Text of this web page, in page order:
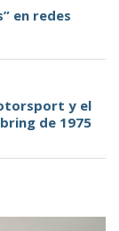
en redes
y el
de 1975